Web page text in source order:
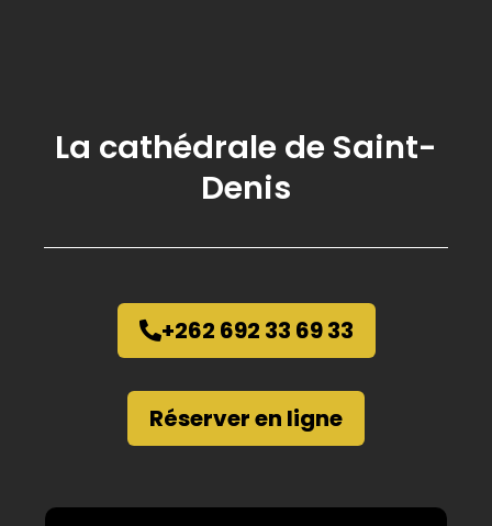
La cathédrale de Saint-
Denis
+262 692 33 69 33
Réserver en ligne